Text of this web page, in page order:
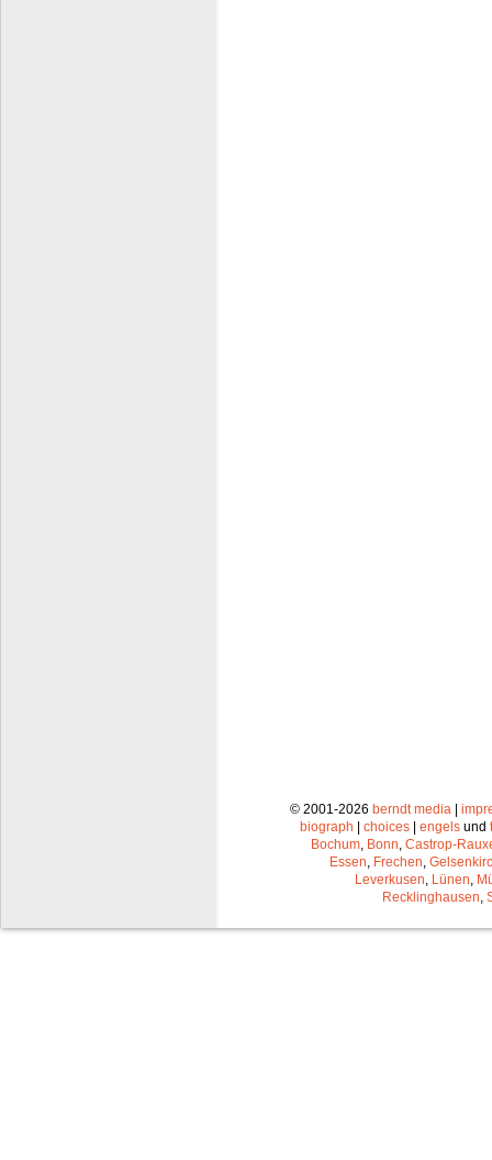
© 2001-2026 berndt media|
biograph
choices engels und
Bochum, Bonn, Castrop-
Essen, Frechen,
Leverkusen, Lünen,
Recklinghausen,